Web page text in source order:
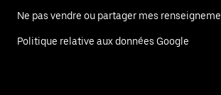
Ne pas vendre ou partager mes
Politique relative aux données Google